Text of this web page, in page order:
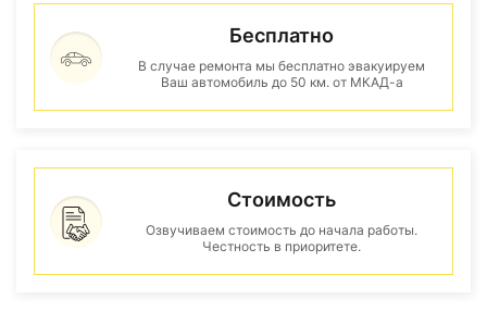
Бесплатно
В случае ремонта мы бесплатно эвакуируем
Ваш автомобиль до 50 км. от МКАД-а
Стоимость
Озвучиваем стоимость до начала работы.
Честность в приоритете.